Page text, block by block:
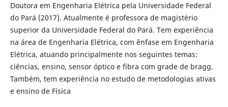
Doutora em Engenharia Elétrica pela Universidade Federal
do Pará (2017). Atualmente é professora de magistério
superior da Universidade Federal do Pará. Tem experiência
na área de Engenharia Elétrica, com ênfase em Engenharia
Elétrica, atuando principalmente nos seguintes temas:
ciências, ensino, sensor óptico e fibra com grade de bragg.
Também, tem experiência no estudo de metodologias ativas
e ensino de Física